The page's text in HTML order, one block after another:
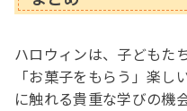
ハロウィンは、子どもた
「お菓子をもらう」楽
に触れる貴重な学びの機